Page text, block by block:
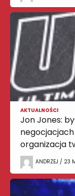
AKTUALNOŚCI
Jon Jones:
negocjacjach
organizacja
ANDRZEJ / 23